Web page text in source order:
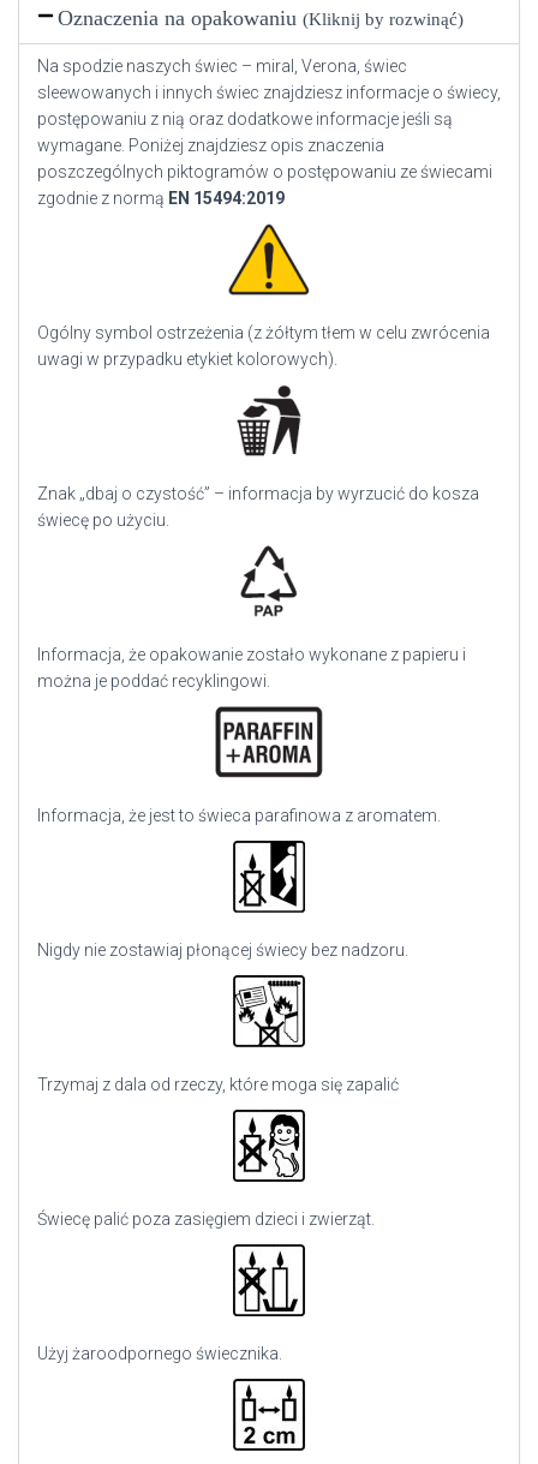
Oznaczenia na opakowaniu (Kliknij by rozwinąć)
Na spodzie naszych świec – miral, Verona, świec
sleewowanych i innych świec znajdziesz informacje o świecy,
postępowaniu z nią oraz dodatkowe informacje jeśli są
wymagane. Poniżej znajdziesz opis znaczenia
poszczególnych piktogramów o postępowaniu ze świecami
zgodnie z normą EN 15494:2019
Ogólny symbol ostrzeżenia (z żółtym tłem w celu zwrócenia
uwagi w przypadku etykiet kolorowych).
Znak „dbaj o czystość” – informacja by wyrzucić do kosza
świecę po użyciu.
Informacja, że opakowanie zostało wykonane z papieru i
można je poddać recyklingowi.
Informacja, że jest to świeca parafinowa z aromatem.
Nigdy nie zostawiaj płonącej świecy bez nadzoru.
Trzymaj z dala od rzeczy, które moga się zapalić
Świecę palić poza zasięgiem dzieci i zwierząt.
Użyj żaroodpornego świecznika.